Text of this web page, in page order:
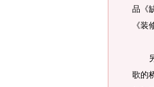
品《
《
另
歌的